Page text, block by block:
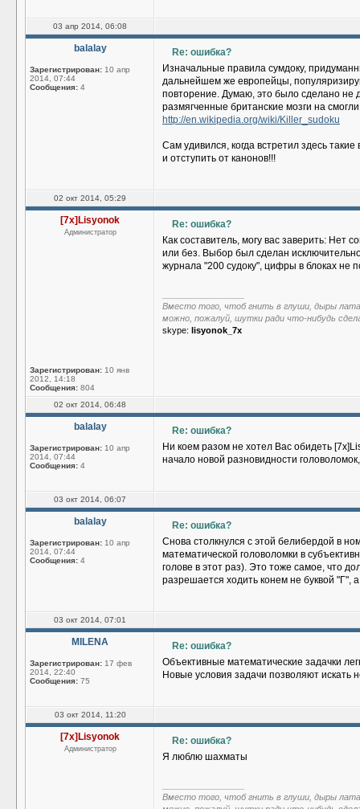
03 апр 2014, 06:08
balalay
Зарегистрирован: 10 апр
2014, 07:44
Сообщения: 4
Re: ошибка?
Изначальные правила сумдоку,
дальнейшем же европейцы,
повторение. Думаю, это было сделано не
размягченные британские мозги на
http://en.wikipedia.org/wiki/Killer_sudoku
Сам удивился, когда встретил здесь
и отступить от канонов!!!
02 окт 2014, 05:29
[7x]Lisyonok
Администратор
Зарегистрирован: 10 янв
2012, 14:18
Сообщения: 804
Re: ошибка?
Как составитель, могу вас заверить: Нет
или без. Выбор был сделан
журнала "200 судоку", цифры в блоках не
Вместо того, чтоб гнить в глуши, дыры
можно, пожалуй, шутки ради что-нибудь
skype: lisyonok_7x
02 окт 2014, 06:48
balalay
Зарегистрирован: 10 апр
2014, 07:44
Сообщения: 4
Re: ошибка?
Ни коем разом не хотел Вас обидеть
начало новой разновидности
03 окт 2014, 06:07
balalay
Зарегистрирован: 10 апр
2014, 07:44
Сообщения: 4
Re: ошибка?
Снова столкнулся с этой белибердой в
математической головоломки в
голове в этот раз). Это тоже самое, что
разрешается ходить конем не буквой "Г",
03 окт 2014, 07:01
MILENA
Зарегистрирован: 17 фев
2014, 22:40
Сообщения: 75
Re: ошибка?
Объективные математические задачки
Новые условия задачи позволяют
03 окт 2014, 11:20
[7x]Lisyonok
Администратор
Re: ошибка?
Я люблю шахматы
Вместо того, чтоб гнить в глуши, дыры